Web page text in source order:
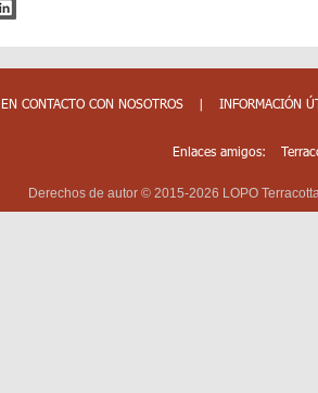
EN CONTACTO CON NOSOTROS | INFORMACIÓN
Enlaces amigos:
Derechos de autor © 2015-2026 LOPO